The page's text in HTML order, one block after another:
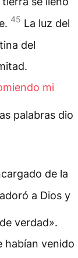
45 La luz del
del
mi
palabras dio
de la
a Dios y
de verdad».
habían venido